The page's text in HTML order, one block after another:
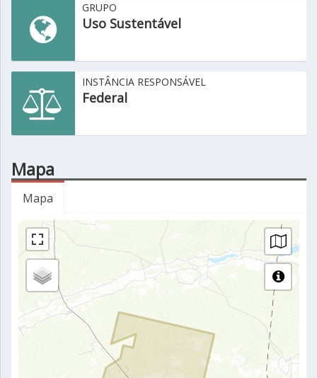
GRUPO
Uso Sustentável
INSTÂNCIA RESPONSÁVEL
Federal
Mapa
Mapa